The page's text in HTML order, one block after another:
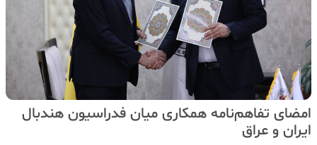
امضای تفاهم‌نامه همکاری میان فدراسیون هندبال
ایران و عراق